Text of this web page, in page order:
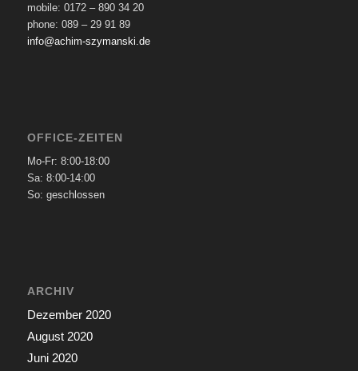
mobile: 0172 – 890 34 20
phone: 089 – 29 91 89
info@achim-szymanski.de
OFFICE-ZEITEN
Mo-Fr: 8:00-18:00
Sa: 8:00-14:00
So: geschlossen
ARCHIV
Dezember 2020
August 2020
Juni 2020